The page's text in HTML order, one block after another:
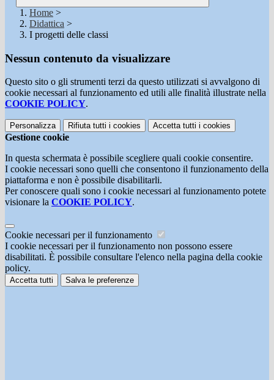
Home >
Didattica >
I progetti delle classi
Nessun contenuto da visualizzare
Questo sito o gli strumenti terzi da questo utilizzati si avvalgono di
cookie necessari al funzionamento ed utili alle finalità illustrate nella
COOKIE POLICY.
Personalizza Rifiuta tutti i cookies Accetta tutti i cookies
Gestione cookie
In questa schermata è possibile scegliere quali cookie consentire.
I cookie necessari sono quelli che consentono il funzionamento della
piattaforma e non è possibile disabilitarli.
Per conoscere quali sono i cookie necessari al funzionamento potete
visionare la COOKIE POLICY.
Cookie necessari per il funzionamento
I cookie necessari per il funzionamento non possono essere
disabilitati. È possibile consultare l'elenco nella pagina della cookie
policy.
Accetta tutti Salva le preferenze